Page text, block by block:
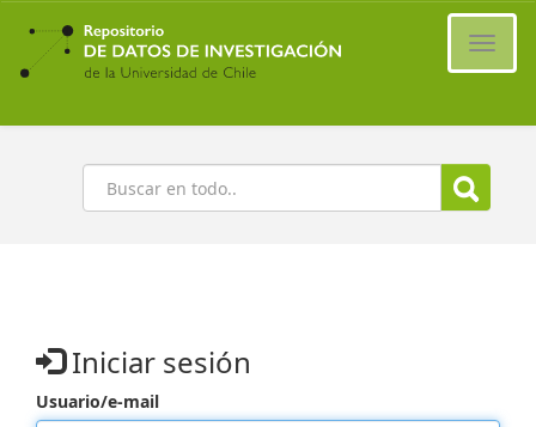
Ir
contenido
principal
Buscar
Iniciar sesión
Usuario/e-mail